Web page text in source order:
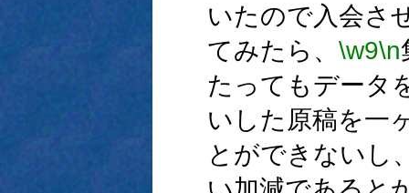
いたので入会さ
てみたら、 \w9\n
たってもデータ
いした原稿を一
とができないし